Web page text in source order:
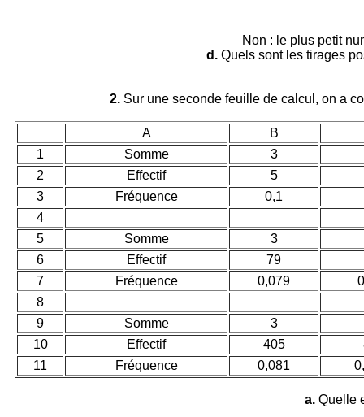
Non : le plus petit
d.Quels sont les tirages
2. Sur une seconde feuille de calcul, on a
A
B
1
Somme
3
2
Effectif
5
3
Fréquence
0,1
4
5
Somme
3
6
Effectif 79
7
Fréquence 0,079
8
9
Somme
3
10
Effectif 405
11
Fréquence 0,081
a.Quelle